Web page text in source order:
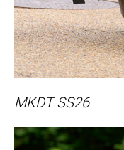
MKDT SS26